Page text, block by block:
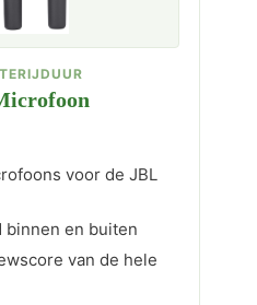
voor de JBL
binnen en buiten
van de hele